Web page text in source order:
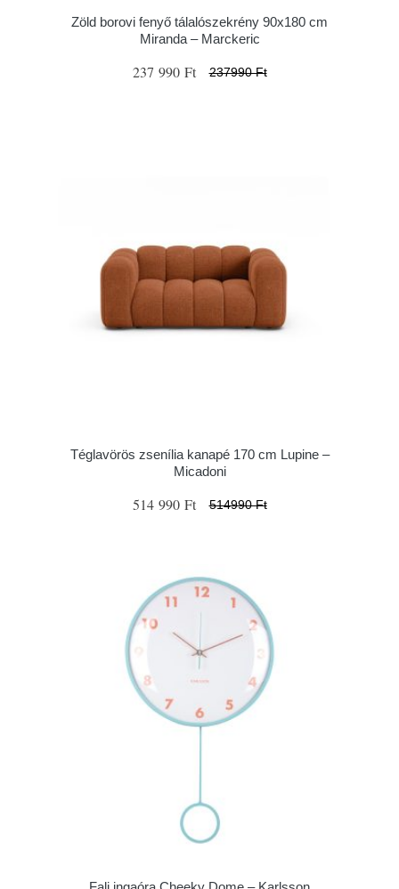
Zöld borovi fenyő tálalószekrény 90x180 cm
Miranda – Marckeric
237 990 Ft 237990 Ft
Téglavörös zsenília kanapé 170 cm Lupine –
Micadoni
514 990 Ft 514990 Ft